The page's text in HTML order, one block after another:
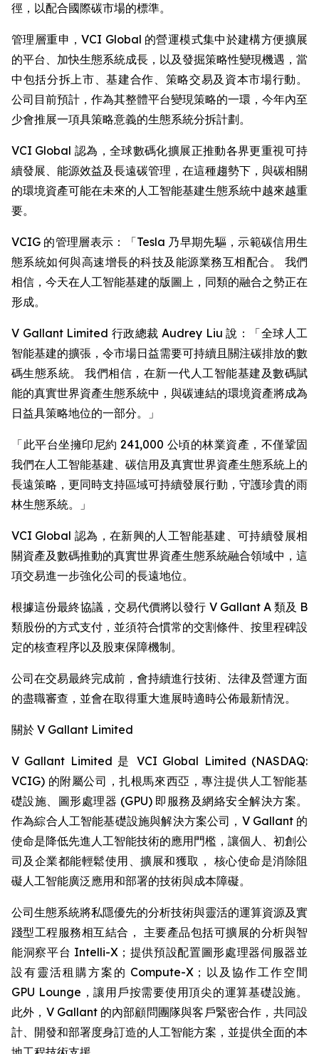
徑，以配合國際碳市場的標準。
管理層重申，VCI Global 的營運模式集中於建構方便擴展
的平台、加快生態系統成長，以及發掘策略性變現機遇，當
中包括分拆上市、基建合作、策略交易及資本市場行動。
公司目前預計，作為其整體平台變現策略的一環，今年內至
少會推展一項具策略意義的生態系統分拆計劃。
VCI Global 認為，全球數碼化擴展正推動各界更重視可持
續發展、能源效益及長遠碳管理，在這種趨勢下，與碳相關
的環境資產可能在未來的人工智能基建生態系統中越來越重
要。
VCIG 的管理層表示：「Tesla 乃早期先驅，示範碳信用生
態系統如何與高速增長的科技及能源業務互相配合。 我們
相信，今天在人工智能基建的版圖上，同類的融合之勢正在
形成。
V Gallant Limited 行政總裁 Audrey Liu 說：「全球人工
智能基建的擴張，令市場日益需要可持續且關注碳排放的數
碼生態系統。 我們相信，在新一代人工智能基建及數碼賦
能的真實世界資產生態系統中，與碳連結的環境資產將成為
日益具策略地位的一部分。」
「此平台坐擁印尼約 241,000 公頃的林業資產，不僅鞏固
我們在人工智能基建、碳信用及真實世界資產生態系統上的
長遠策略，更同時支持區域可持續發展行動，守護珍貴的雨
林生態系統。」
VCI Global 認為，在新興的人工智能基建、可持續發展相
關資產及數碼推動的真實世界資產生態系統融合領域中，這
項交易進一步強化公司的長遠地位。
根據這份最終協議，交易代價將以發行 V Gallant A 類及 B
類股份的方式支付，並須符合慣常的交割條件、按里程碑設
定的核查程序以及股東保障機制。
公司在交易最終完成前，會持續進行技術、法律及營運方面
的盡職審查，並會在取得重大進展時適時公佈最新情況。
關於 V Gallant Limited
V Gallant Limited 是 VCI Global Limited (NASDAQ:
VCIG) 的附屬公司，扎根馬來西亞，專注提供人工智能基
礎設施、圖形處理器 (GPU) 即服務及網絡安全解決方案。
作為綜合人工智能基礎設施與解決方案公司，V Gallant 的
使命是降低先進人工智能技術的應用門檻，讓個人、初創公
司及企業都能輕鬆使用、擴展和獲取， 核心使命是消除阻
礙人工智能廣泛應用和部署的技術與成本障礙。
公司生態系統將私隱優先的分析技術與靈活的運算資源及實
踐型工程服務相互結合， 主要產品包括可擴展的分析與智
能洞察平台 Intelli-X；提供預設配置圖形處理器伺服器並
設有靈活租購方案的 Compute-X；以及協作工作空間
GPU Lounge，讓用戶按需要使用頂尖的運算基礎設施。
此外，V Gallant 的內部顧問團隊與客戶緊密合作，共同設
計、開發和部署度身訂造的人工智能方案，並提供全面的本